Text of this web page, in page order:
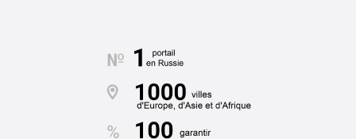
Tarifs
Contacts